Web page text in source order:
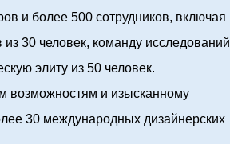
и более 500 сотрудников, включая
30 человек, команду исследований
элиту из 50 человек.
и изысканному
30 международных дизайнерских